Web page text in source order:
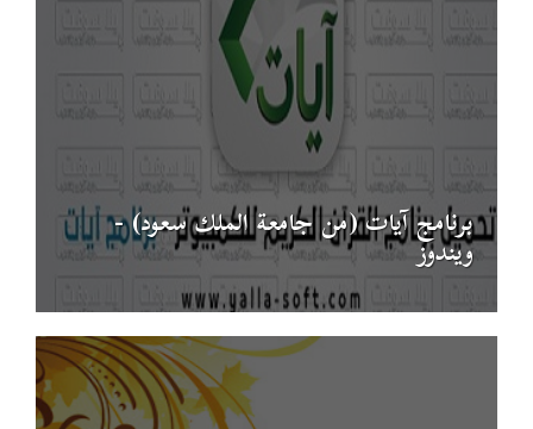
برنامج آيات (من جامعة الملك سعود) -
ويندوز